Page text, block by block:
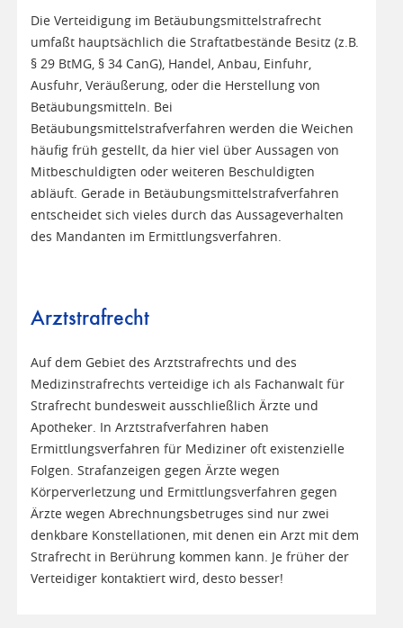
Die Verteidigung im Betäubungsmittelstrafrecht
umfaßt hauptsächlich die Straftatbestände Besitz (z.B.
§ 29 BtMG, § 34 CanG), Handel, Anbau, Einfuhr,
Ausfuhr, Veräußerung, oder die Herstellung von
Betäubungsmitteln. Bei
Betäubungsmittelstrafverfahren werden die Weichen
häufig früh gestellt, da hier viel über Aussagen von
Mitbeschuldigten oder weiteren Beschuldigten
abläuft. Gerade in Betäubungsmittelstrafverfahren
entscheidet sich vieles durch das Aussageverhalten
des Mandanten im Ermittlungsverfahren.
Arztstrafrecht
Auf dem Gebiet des Arztstrafrechts und des
Medizinstrafrechts verteidige ich als Fachanwalt für
Strafrecht bundesweit ausschließlich Ärzte und
Apotheker. In Arztstrafverfahren haben
Ermittlungsverfahren für Mediziner oft existenzielle
Folgen. Strafanzeigen gegen Ärzte wegen
Körperverletzung und Ermittlungsverfahren gegen
Ärzte wegen Abrechnungsbetruges sind nur zwei
denkbare Konstellationen, mit denen ein Arzt mit dem
Strafrecht in Berührung kommen kann. Je früher der
Verteidiger kontaktiert wird, desto besser!